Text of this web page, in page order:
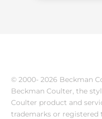
© 2000-2026 Beckman
Beckman Coulter, the
Coulter product and
trademarks or registered